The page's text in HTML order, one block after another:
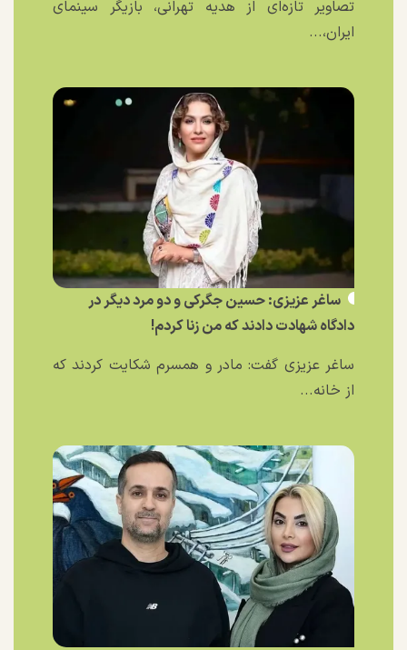
تصاویر تازه‌ای از هدیه تهرانی، بازیگر سینمای
ایران،...
ساغر عزیزی: حسین جگرکی و دو مرد دیگر در
دادگاه شهادت دادند که من زنا کردم!
ساغر عزیزی گفت: مادر و همسرم شکایت کردند که
از خانه...